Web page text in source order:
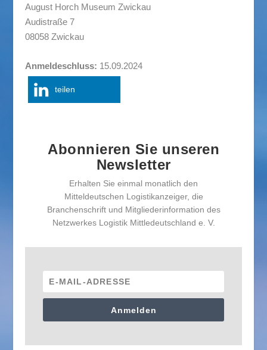
August Horch Museum Zwickau
Audistraße 7
08058 Zwickau
Anmeldeschluss: 15.09.2024
teilen
Abonnieren Sie unseren
Newsletter
Erhalten Sie einmal monatlich den
Mitteldeutschen Logistikanzeiger, die
Branchenschrift und Mitgliederinformation des
Netzwerkes Logistik Mittledeutschland e. V.
Anmelden